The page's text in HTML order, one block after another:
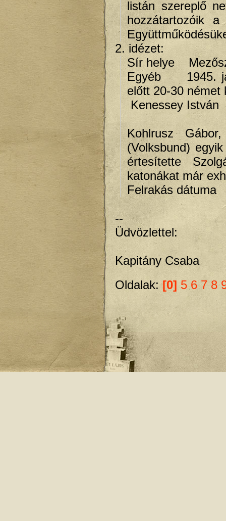
listán szereplő
hozzátartozóik
2. idézet:
Sír helye
Egyéb 1945.
előtt 20-30 német
Kenessey István
Kohlrusz
(Volksbund)
értesítette
katonákat már
Felrakás dátuma
--
Üdvözlettel:
Kapitány Csaba
Oldalak: [0] 5 6 7 8